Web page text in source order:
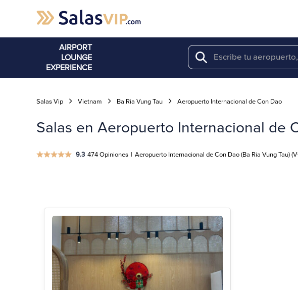
AIRPORT
LOUNGE
EXPERIENCE
Search
Salas Vip Vietnam Ba Ria Vung Tau Aeropuerto Internacional de Con Dao
Salas en Aeropuerto Internacional de
9.3 474 Opiniones | Aeropuerto Internacional de Con Dao (Ba Ria Vung Tau)